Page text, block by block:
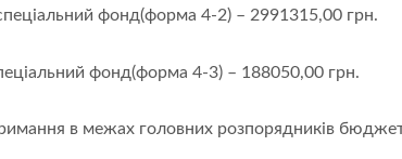
фонд(форма 4-2) – 2991315,00 грн.
фонд(форма 4-3) – 188050,00 грн.
в межах головних розпорядників